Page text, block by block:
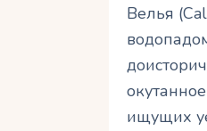
Велья
ищущих